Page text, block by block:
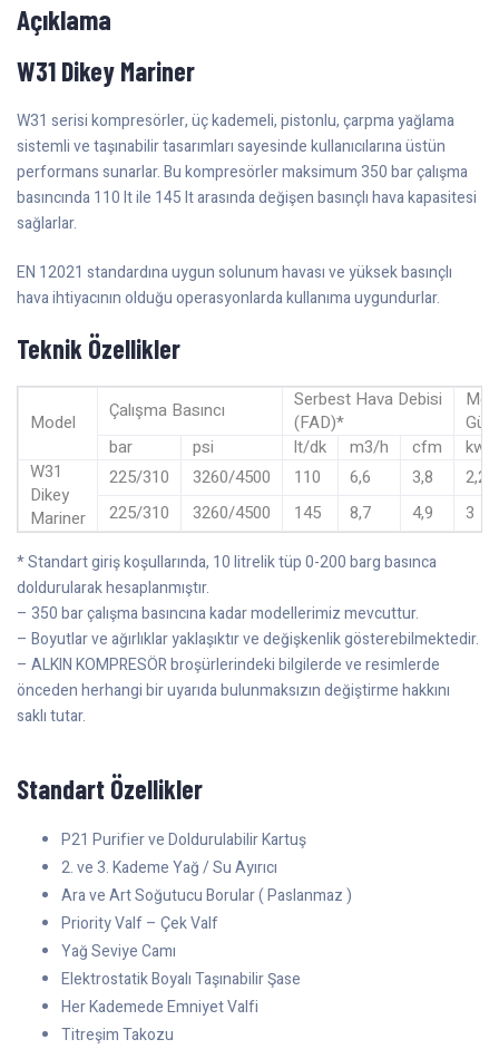
Açıklama
W31 Dikey Mariner
W31 serisi kompresörler, üç kademeli, pistonlu, çarpma yağlama
sistemli ve taşınabilir tasarımları sayesinde kullanıcılarına üstün
performans sunarlar. Bu kompresörler maksimum 350 bar çalışma
basıncında 110 lt ile 145 lt arasında değişen basınçlı hava kapasitesi
sağlarlar.
EN 12021 standardına uygun solunum havası ve yüksek basınçlı
hava ihtiyacının olduğu operasyonlarda kullanıma uygundurlar.
Teknik Özellikler
Model Çalışma Basıncı
Serbest Hava Debisi
(FAD)*
bar
psi lt/dk m3/h cfm
kw
W31
Dikey
Mariner
225/310 3260/4500 110 6,6 3,8
2,2
225/310
3260/4500 145 8,7 4,9 3
* Standart giriş koşullarında, 10 litrelik tüp 0-200 barg basınca
doldurularak hesaplanmıştır.
– 350 bar çalışma basıncına kadar modellerimiz mevcuttur.
– Boyutlar ve ağırlıklar yaklaşıktır ve değişkenlik gösterebilmektedir.
– ALKIN KOMPRESÖR broşürlerindeki bilgilerde ve resimlerde
önceden herhangi bir uyarıda bulunmaksızın değiştirme hakkını
saklı tutar.
Standart Özellikler
P21 Purifier ve Doldurulabilir Kartuş
2. ve 3. Kademe Yağ / Su Ayırıcı
Ara ve Art Soğutucu Borular ( Paslanmaz )
Priority Valf – Çek Valf
Yağ Seviye Camı
Elektrostatik Boyalı Taşınabilir Şase
Her Kademede Emniyet Valfi
Titreşim Takozu